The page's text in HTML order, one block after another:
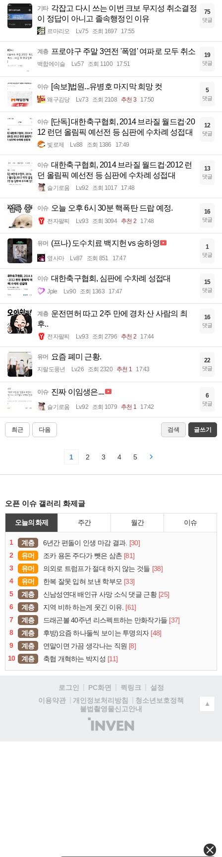
기타 각잡고 다시 쓰는 이번 크보 무지성 취소결정
이 정답이 아니고 졸속행정인 이유
르마리오 Lv.75 조회 1697 17:55
75
댓글
계층 프로야구 주말 3연전 '폭염' 여파로 모두 취소
백합에이슬 Lv.57 조회 1100 17:51
19
댓글
이슈 [속보]법원...유병호 마지막 희망 컷
왜구김당 Lv.73 조회 2108 추천 3 17:50
5
댓글
이슈 [단독] 대한축구협회, 2014 브라질 월드컵·20
12 런던 올림픽 예선전 등 심판에 수차례 성접대
빛로제 Lv.88 조회 1386 17:49
12
댓글
이슈 대한축구협회, 2014 브라질 월드컵·2012 런
던 올림픽 예선전 등 심판에 수차례 성접대
슬기로움 Lv.92 조회 1017 17:48
13
댓글
이슈 오늘 오후 6시 30분 핵폭탄 드랍 예정.
전자팔찌 Lv.93 조회 3094 추천 2 17:48
16
댓글
유머 (프나) 도수치료 백지헌 vs 송하영
옆사마 Lv.87 조회 851 17:47
1
댓글
이슈 대한축구협회, 심판에 수차례 성접대
Jple Lv.90 조회 1363 17:47
15
댓글
계층 운전면허 따고 2주 만에 경차 산 사람의 최
후..
전자팔찌 Lv.93 조회 2796 추천 2 17:44
16
댓글
유머 요즘 폐미 근황.
지랄도풍년 Lv.26 조회 2320 추천 1 17:43
22
댓글
이슈 진짜 이임생은....
슬기로움 Lv.92 조회 1079 추천 1 17:42
6
댓글
최근 다음 검색 글쓰기
1 2 3 4 5
오픈 이슈 갤러리 화제글
오늘의 화제 주간 월간 이슈
1 계층 6년간 편돌이 인생 마감 결과. [30]
2
유머 조카 용돈 주다가 뺏은 삼촌 [81]
3
유머 의외로 트럼프가 절대 하지 않는 것들 [38]
4
유머 한복 잘못 입혀 보낸 학부모 [33]
5
계층 신남성연대 배인규 사망 소식 댓글 근황 [25]
6
계층 지역 비하 하는게 웃긴 이유. [61]
7
계층 드래곤볼 40주년 리스펙트하는 만화작가들 [37]
8
계층 후방)요즘 하나둘씩 보이는 투명의자 [48]
9
계층 연말이면 가끔 생각나는 직원 [8]
10
계층 축협 개혁하는 박지성 [11]
로그인 PC화면 퀵링크
설정
이용약관
개인정보처리방침
청소년보호정책
불법촬영물신고안내
(주)
인
▲